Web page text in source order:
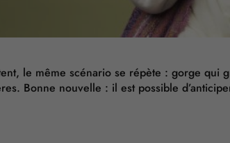
le même scénario se répète : gorge qui
Bonne nouvelle : il est possible